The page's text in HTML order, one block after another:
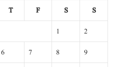
T F S
S
1
2
6 7 8
9